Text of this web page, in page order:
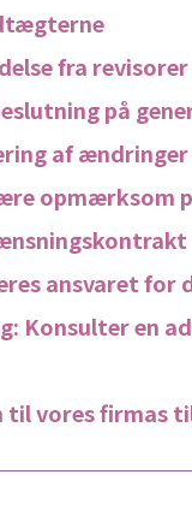
fra revisorer
på
af ændringer
opmærksom
ansvaret
Konsulter en
vores firmas